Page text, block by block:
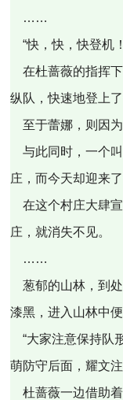
……
“快，快，快登机
在杜蔷薇的指挥下
纵队，快速地登上
至于蕾娜，则因为
与此同时，一个
庄，而今天却迎来
在这个村庄大肆
庄，就消失不见。
……
葱郁的山林，到
漆黑，进入山林中
“大家注意保持队
萌防守后面，耀文
杜蔷薇一边借助